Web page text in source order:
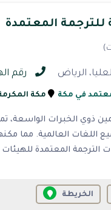
للترجمة المعتمدة
رقم الهاتف
في مكة مكة
ذوي الخبرات الواسعة،
اللغات العالمية. مما
الترجمة المعتمدة
الخريطة